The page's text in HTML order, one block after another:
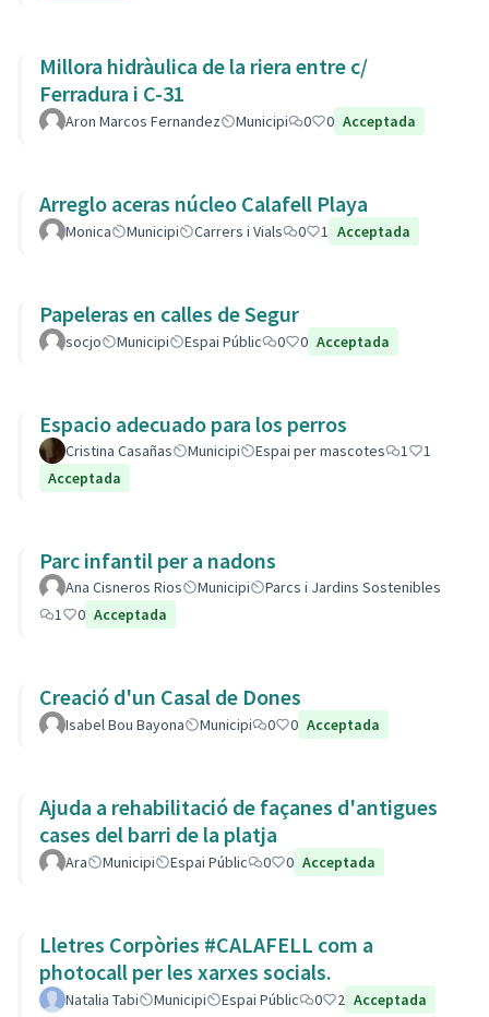
Millora hidràulica de la riera entre c/
Ferradura i C-31
Aron Marcos Fernandez Municipi 0 0 Acceptada
Arreglo aceras núcleo Calafell Playa
Monica Municipi Carrers i Vials 0 1 Acceptada
Papeleras en calles de Segur
socjo Municipi Espai Públic 0 0 Acceptada
Espacio adecuado para los perros
Cristina Casañas Municipi Espai per mascotes 1
1
Acceptada
Parc infantil per a nadons
Ana Cisneros Rios Municipi
Parcs i Jardins Sostenibles
1
0 Acceptada
Creació d'un Casal de Dones
Isabel Bou Bayona Municipi 0 0 Acceptada
Ajuda a rehabilitació de façanes d'antigues
cases del barri de la platja
Ara Municipi Espai Públic 0 0 Acceptada
Lletres Corpòries #CALAFELL com a
photocall per les xarxes socials.
Natalia Tabi Municipi Espai Públic 0 2 Acceptada